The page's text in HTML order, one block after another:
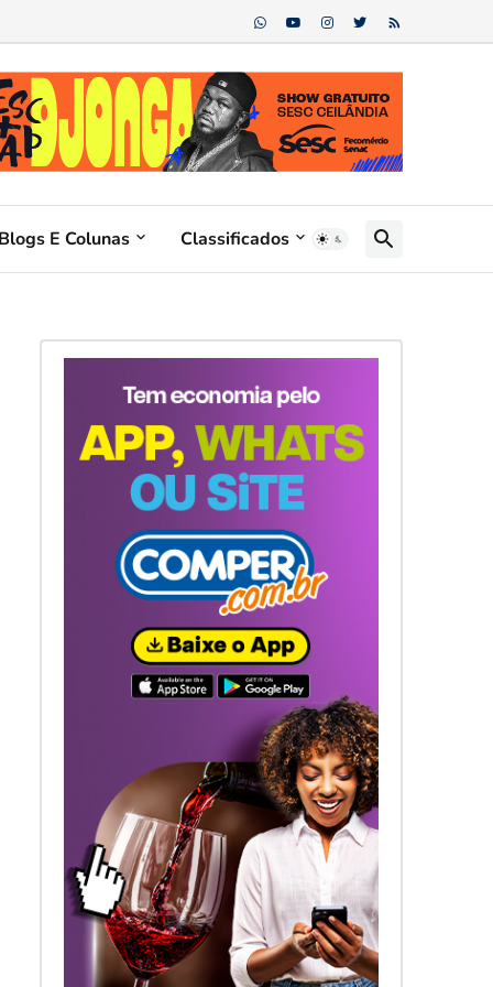
E Colunas Classificados